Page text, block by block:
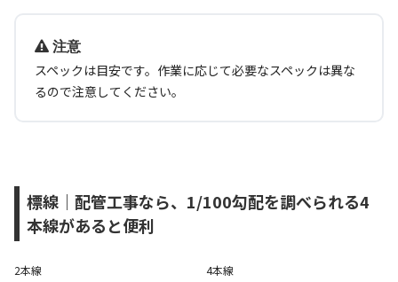
注意
スペックは目安です。作業に応じて必要なスペックは異な
るので注意してください。
標線｜配管工事なら、1/100勾配を調べられる4
本線があると便利
2本線 4本線